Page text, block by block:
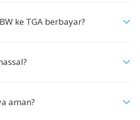
ke TGA berbayar?
aman?